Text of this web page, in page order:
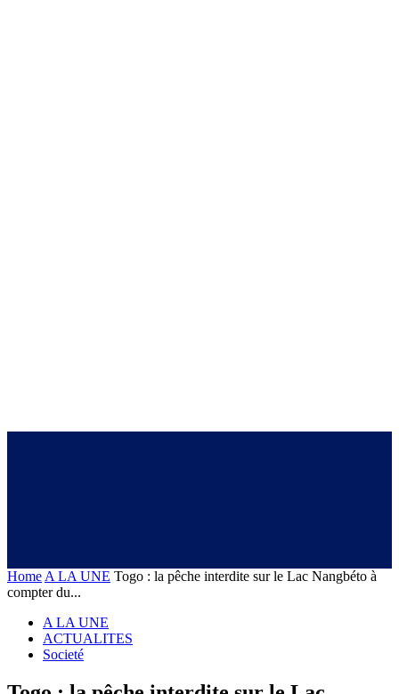
Home A LA UNE Togo : la pêche interdite sur le Lac Nangbéto à
compter du...
A LA UNE
ACTUALITES
Societé